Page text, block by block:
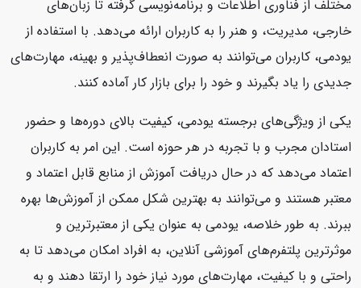
مختلف از فناوری اطلاعات و برنامه‌نویسی گرفته تا زبان‌های
خارجی، مدیریت، و هنر را به کاربران ارائه می‌دهد. با استفاده از
یودمی، کاربران می‌توانند به صورت انعطاف‌پذیر و بهینه، مهارت‌های
جدیدی را یاد بگیرند و خود را برای بازار کار آماده کنند.
یکی از ویژگی‌های برجسته یودمی، کیفیت بالای دوره‌ها و حضور
استادان مجرب و با تجربه در هر حوزه است. این امر به کاربران
اعتماد می‌دهد که در حال دریافت آموزش از منابع قابل اعتماد و
معتبر هستند و می‌توانند به بهترین شکل ممکن از آموزش‌ها بهره
ببرند. به طور خلاصه، یودمی به عنوان یکی از معتبرترین و
موثرترین پلتفرم‌های آموزشی آنلاین، به افراد امکان می‌دهد تا به
راحتی و با کیفیت، مهارت‌های مورد نیاز خود را ارتقا دهند و به